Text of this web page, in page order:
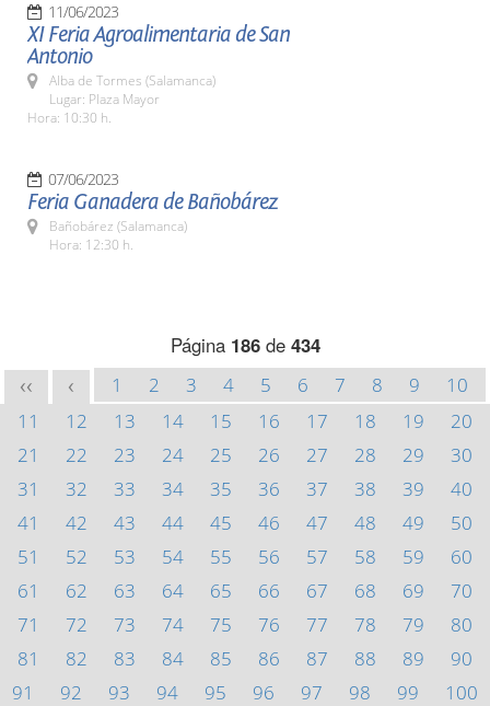
11/06/2023
XI Feria Agroalimentaria de San
Antonio
Alba de Tormes (Salamanca)
Lugar: Plaza Mayor
Hora: 10:30 h.
07/06/2023
Feria Ganadera de Bañobárez
Bañobárez (Salamanca)
Hora: 12:30 h.
Página 186de 434
<< < 1 2 3 4 5 6 7 8 9
10
11
12 13 14 15 16 17 18 19
20
21
22 23 24 25 26 27 28 29
30
31
32 33 34 35 36 37 38 39
40
41
42 43 44 45 46 47 48 49
50
51
52 53 54 55 56 57 58 59
60
61
62 63 64 65 66 67 68 69
70
71
72 73 74 75 76 77 78 79
80
81
82 83 84 85 86 87 88 89
90
91
92 93 94 95 96 97 98 99
100